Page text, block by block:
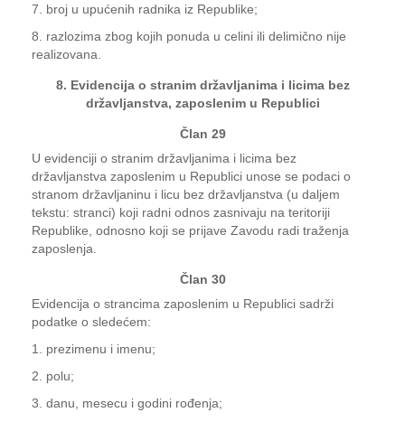
7. broj u upućenih radnika iz Republike;
8. razlozima zbog kojih ponuda u celini ili delimično nije
realizovana.
8. Evidencija o stranim državljanima i licima bez
državljanstva, zaposlenim u Republici
Član 29
U evidenciji o stranim državljanima i licima bez
državljanstva zaposlenim u Republici unose se podaci o
stranom državljaninu i licu bez državljanstva (u daljem
tekstu: stranci) koji radni odnos zasnivaju na teritoriji
Republike, odnosno koji se prijave Zavodu radi traženja
zaposlenja.
Član 30
Evidencija o strancima zaposlenim u Republici sadrži
podatke o sledećem:
1. prezimenu i imenu;
2. polu;
3. danu, mesecu i godini rođenja;